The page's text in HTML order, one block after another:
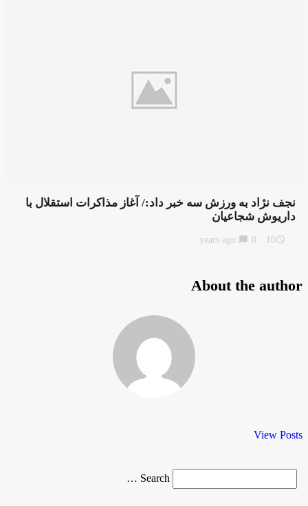
نجف نژاد به ورزش سه خبر داد:/ آغاز مذاکرات استقلال با
داریوش شجاعیان
access_time
10 years ago
chat_bubble
About the author
View Posts
for
Search …